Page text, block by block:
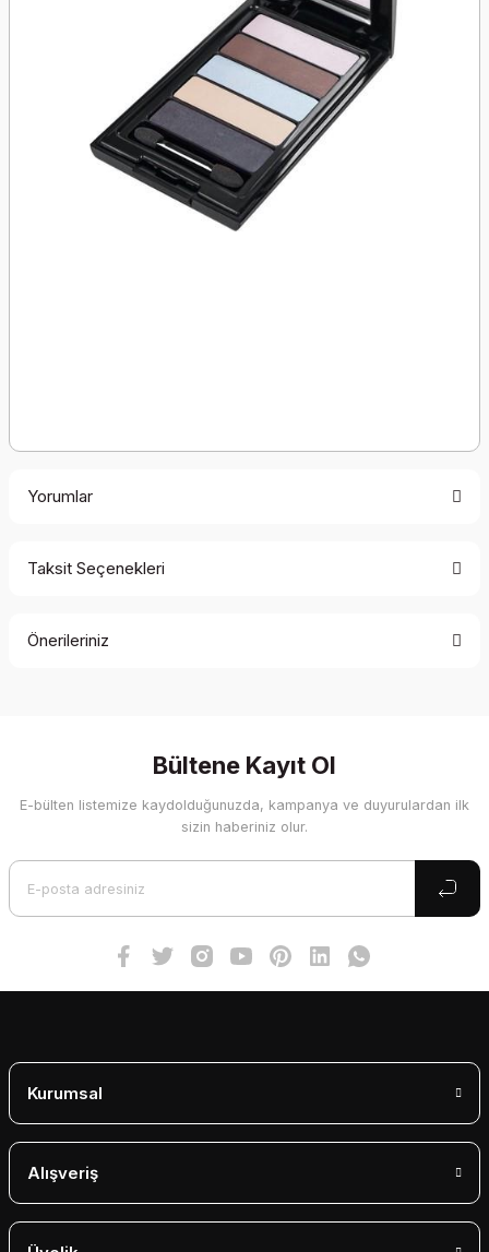
Yorumlar
Taksit Seçenekleri
Önerileriniz
Görüş ve önerileriniz için teşekkür ederiz.
Ürün resmi kalitesiz, bozuk veya görüntülenemiyor.
Bültene Kayıt Ol
E-bülten listemize kaydolduğunuzda, kampanya ve duyurulardan ilk
sizin haberiniz olur.
Kurumsal
Alışveriş